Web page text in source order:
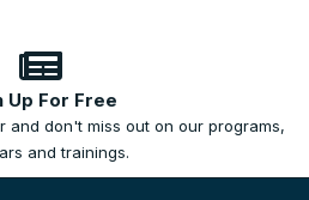
Up For Free
and don't miss out on our programs,
and trainings.